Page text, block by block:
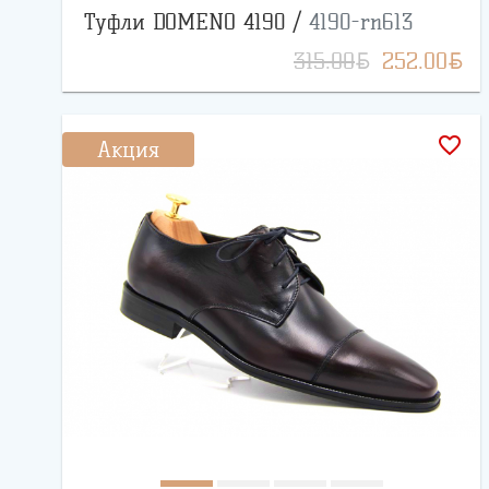
Туфли DOMENO 4190 / 4190-rn613
315.00BYN 252.00BYN
Акция favorite_border